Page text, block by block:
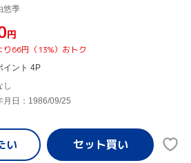
悠季
円
り66円（13%）おトク
イント 4P
し
月日：1986/09/25
い